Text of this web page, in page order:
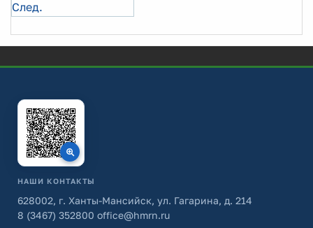
След.
НАШИ КОНТАКТЫ
628002, г. Ханты-Мансийск, ул. Гагарина, д. 214
8 (3467) 352800 office@hmrn.ru